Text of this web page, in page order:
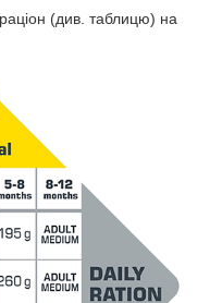
(див. таблицю) на